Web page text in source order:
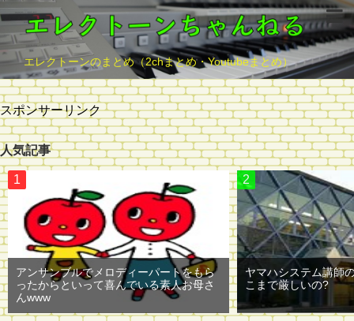
エレクトーンのまとめ（2chまとめ・Youtubeまとめ）
スポンサーリンク
人気記事
アンサンブルでメロディーパートをもら
ったからといって喜んでいる素人お母さ
んwww
ヤマハシステム講師
こまで厳しいの?